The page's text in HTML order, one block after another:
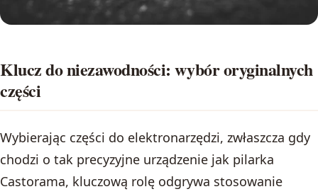
Klucz do niezawodności: wybór oryginalnych
części
Wybierając części do elektronarzędzi, zwłaszcza gdy
chodzi o tak precyzyjne urządzenie jak pilarka
Castorama, kluczową rolę odgrywa stosowanie